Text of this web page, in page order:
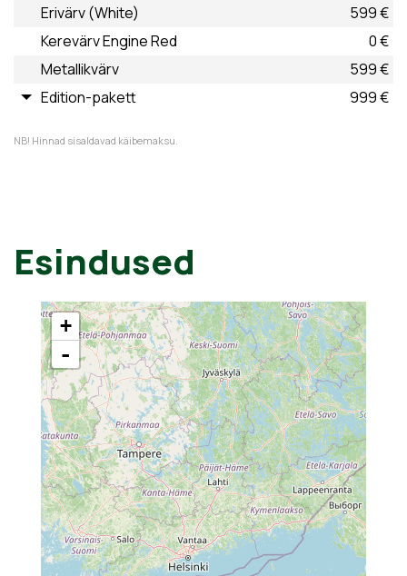
Erivärv (White)
599 €
Kerevärv Engine Red
0 €
Metallikvärv
599 €
Edition-pakett
999 €
NB! Hinnad sisaldavad käibemaksu.
Esindused
+
-